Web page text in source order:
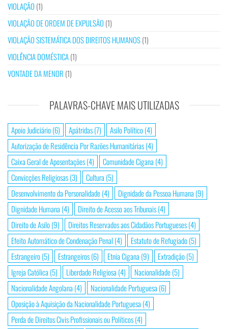
VIOLAÇÃO (1)
VIOLAÇÃO DE ORDEM DE EXPULSÃO (1)
VIOLAÇÃO SISTEMÁTICA DOS DIREITOS HUMANOS(1)
VIOLÊNCIA DOMÉSTICA(1)
VONTADE DA MENOR (1)
PALAVRAS-CHAVE MAIS UTILIZADAS
Apoio Judiciário(6) Apátridas(7) Asilo Político(4)
Autorização de Residência Por Razões Humanitárias(4)
Caixa Geral de Aposentações(4) Comunidade Cigana (4)
Convicções Religiosas(3) Cultura (5)
Desenvolvimento da Personalidade(4) Dignidade da Pessoa Humana (9)
Dignidade Humana (4) Direito de Acesso aos Tribunais(4)
Direito de Asilo(9) Direitos Reservados aos Cidadãos Portugueses(4)
Efeito Automático de Condenação Penal (4) Estatuto de Refugiado(5)
Estrangeiro(5) Estrangeiros(6) Etnia Cigana (9) Extradição(5)
Igreja Católica (5) Liberdade Religiosa (4) Nacionalidade(5)
Nacionalidade Angolana (4) Nacionalidade Portuguesa (6)
Oposição à Aquisição da Nacionalidade Portuguesa (4)
Perda de Direitos Civis Profissionais ou Políticos(4)